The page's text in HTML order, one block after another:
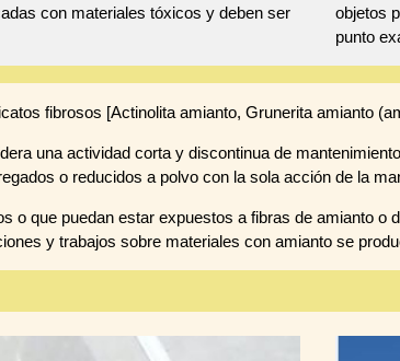
con materiales tóxicos y deben ser
objetos
punto
fibrosos [Actinolita amianto, Grunerita amianto
una actividad corta y discontinua de
o reducidos a polvo con la sola acción de la
o que puedan estar expuestos a fibras de amianto
y trabajos sobre materiales con amianto se